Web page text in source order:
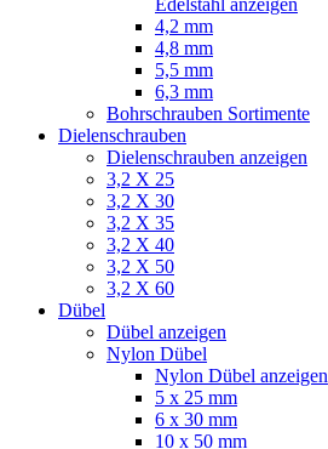
4,2 mm
4,8 mm
5,5 mm
6,3 mm
Bohrschrauben Sortimente
Dielenschrauben
Dielenschrauben anzeigen
3,2 X 25
3,2 X 30
3,2 X 35
3,2 X 40
3,2 X 50
3,2 X 60
Dübel
Dübel anzeigen
Nylon Dübel
Nylon Dübel anzeigen
5 x 25 mm
6 x 30 mm
10 x 50 mm